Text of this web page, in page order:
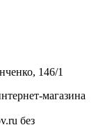
146/1
магазина
без